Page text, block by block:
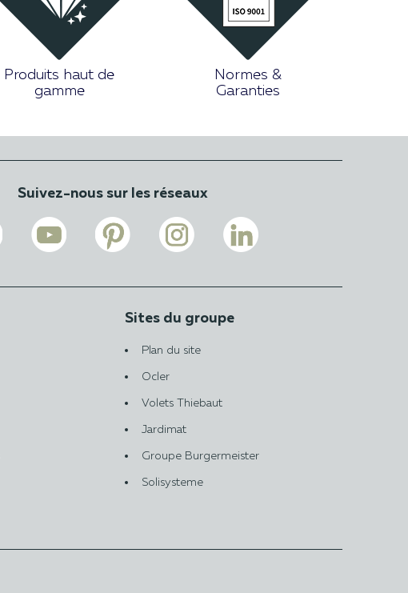
Produits haut de
gamme
Normes &
Garanties
Suivez-nous sur les réseaux
Sites du groupe
Plan du site
Ocler
Volets Thiebaut
Jardimat
Groupe Burgermeister
Solisysteme